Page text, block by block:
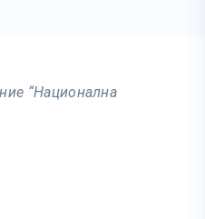
“Национална